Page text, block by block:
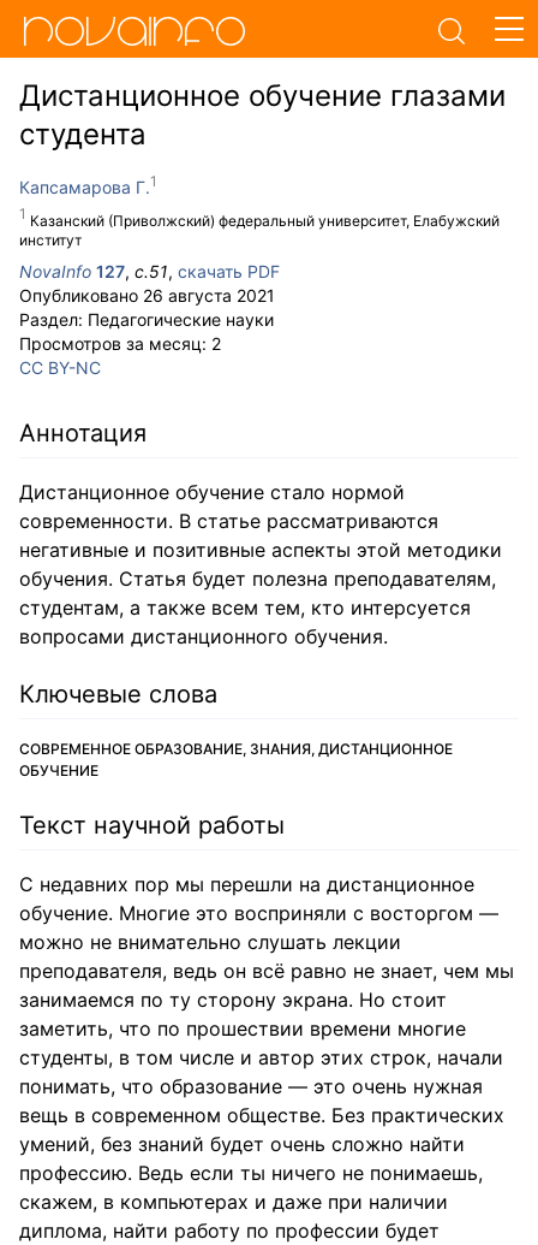
Дистанционное обучение глазами
студента
Капсамарова Г.
Казанский (Приволжский) федеральный университет, Елабужский
институт
NovaInfo 127, с.51, скачать PDF
Опубликовано 26 августа 2021
Раздел: Педагогические науки
Просмотров за месяц: 2
CC BY-NC
Аннотация
Дистанционное обучение стало нормой
современности. В статье рассматриваются
негативные и позитивные аспекты этой методики
обучения. Статья будет полезна преподавателям,
студентам, а также всем тем, кто интерсуется
вопросами дистанционного обучения.
Ключевые слова
СОВРЕМЕННОЕ ОБРАЗОВАНИЕ, ЗНАНИЯ, ДИСТАНЦИОННОЕ
ОБУЧЕНИЕ
Текст научной работы
С недавних пор мы перешли на дистанционное
обучение. Многие это восприняли с восторгом —
можно не внимательно слушать лекции
преподавателя, ведь он всё равно не знает, чем мы
занимаемся по ту сторону экрана. Но стоит
заметить, что по прошествии времени многие
студенты, в том числе и автор этих строк, начали
понимать, что образование — это очень нужная
вещь в современном обществе. Без практических
умений, без знаний будет очень сложно найти
профессию. Ведь если ты ничего не понимаешь,
скажем, в компьютерах и даже при наличии
диплома, найти работу по профессии будет